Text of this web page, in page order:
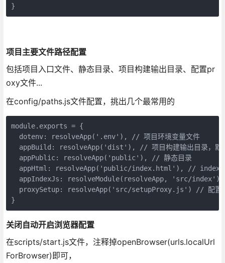
}
项目主要文件路径配置
包括项目入口文件、静态目录、项目构建输出目录、配置pr
oxy文件...
在config/paths.js文件配置，挑出几个最常用的
module.exports = {
  dotenv: resolveApp('.env'), // 项目环境变量文件
appBuild: resolveApp('dist'), // 项目构建输出目录，默
  appPublic: resolveApp('public'), // 静态目录
appHtml: resolveApp('public/index.html'), //
appIndexJs: resolveModule(resolveApp, 'src/index'),
proxySetup: resolveApp('src/setupProxy.js') // 配置
}
关闭自动开启浏览器配置
在scripts/start.js文件，注释掉openBrowser(urls.localUrl
ForBrowser)即可，